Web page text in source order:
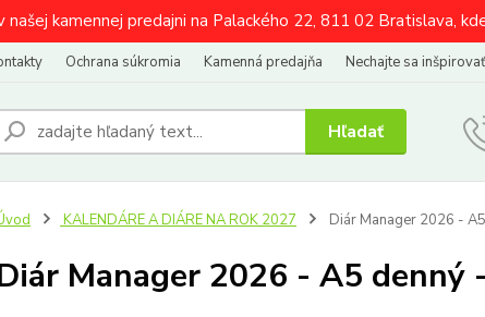
našej kamennej predajni na Palackého 22, 811 02 Bratislava,
Ochrana súkromia Kamenná predajňa Nechajte sa
Hľadať
KALENDÁRE A DIÁRE NA ROK 2027 Diár Manager 2026 -
Manager 2026 - A5 denný